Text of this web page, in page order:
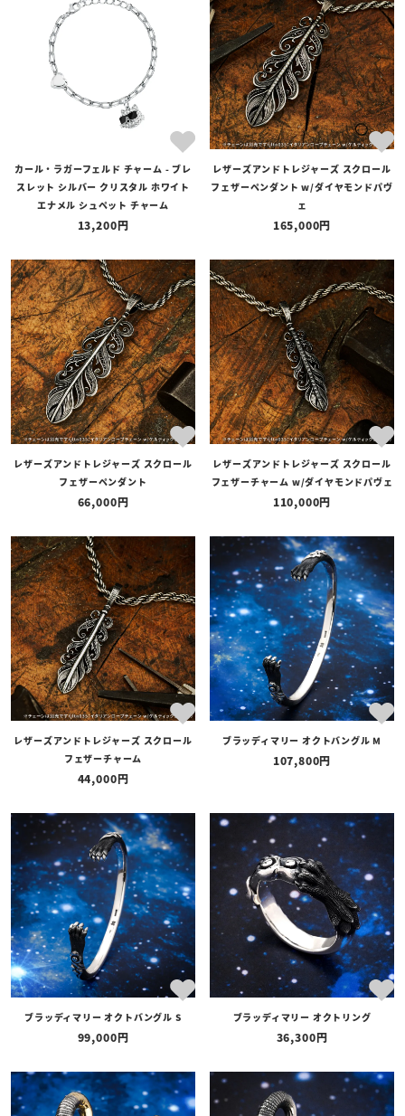
カール・ラガーフェルド チャーム - ブレ
スレット シルバー クリスタル ホワイト
エナメル シュペット チャーム
13,200
レザーズアンドトレジャーズ スクロール
フェザーペンダント w/ダイヤモンドパヴ
ェ
165,000
レザーズアンドトレジャーズ スクロール
フェザーペンダント
66,000
レザーズアンドトレジャーズ スクロール
フェザーチャーム w/ダイヤモンドパヴェ
110,000
レザーズアンドトレジャーズ スクロール
フェザーチャーム
44,000
ブラッディマリー オクトバングル M
107,800
ブラッディマリー オクトバングル S
99,000
ブラッディマリー オクトリング
36,300